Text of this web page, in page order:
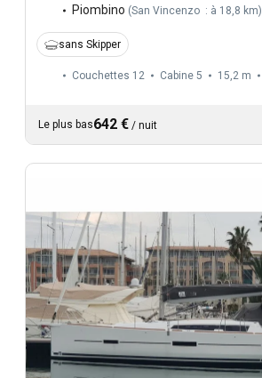
Piombino (San Vincenzo : à 18,8 km)
sans Skipper
Couchettes 12 Cabine 5 15,2 m
Le plus bas642 € / nuit